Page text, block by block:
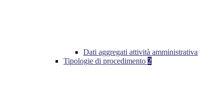
Dati aggregati attività amministrativa
Tipologie di procedimento 2